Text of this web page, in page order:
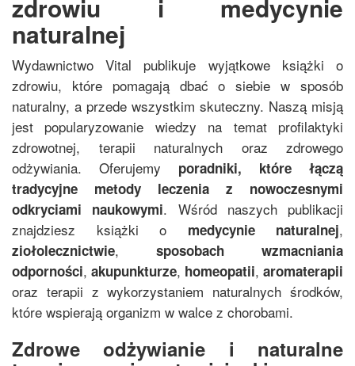
zdrowiu i medycynie
naturalnej
Wydawnictwo Vital publikuje wyjątkowe książki o
zdrowiu, które pomagają dbać o siebie w sposób
naturalny, a przede wszystkim skuteczny. Naszą misją
jest popularyzowanie wiedzy na temat profilaktyki
zdrowotnej, terapii naturalnych oraz zdrowego
odżywiania. Oferujemy poradniki, które łączą
tradycyjne metody leczenia z nowoczesnymi
odkryciami naukowymi. Wśród naszych publikacji
znajdziesz książki o medycynie naturalnej,
ziołolecznictwie, sposobach wzmacniania
odporności, akupunkturze, homeopatii, aromaterapii
oraz terapii z wykorzystaniem naturalnych środków,
które wspierają organizm w walce z chorobami.
Zdrowe odżywianie i naturalne